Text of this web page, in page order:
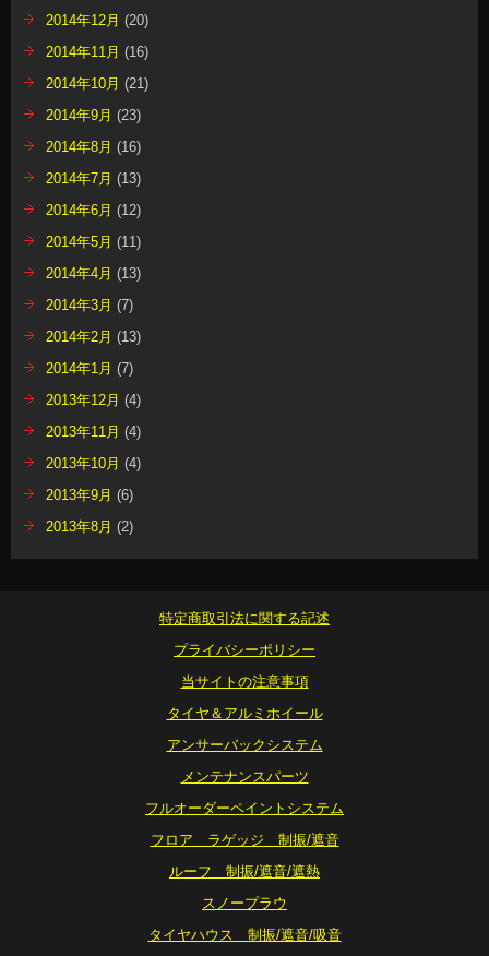
2014年12月 (20)
2014年11月 (16)
2014年10月 (21)
2014年9月 (23)
2014年8月 (16)
2014年7月 (13)
2014年6月 (12)
2014年5月 (11)
2014年4月 (13)
2014年3月 (7)
2014年2月 (13)
2014年1月 (7)
2013年12月 (4)
2013年11月 (4)
2013年10月 (4)
2013年9月 (6)
2013年8月 (2)
特定商取引法に関する記述
プライバシーポリシー
当サイトの注意事項
タイヤ＆アルミホイール
アンサーバックシステム
メンテナンスパーツ
フルオーダーペイントシステム
フロア ラゲッジ 制振/遮音
ルーフ 制振/遮音/遮熱
スノープラウ
タイヤハウス 制振/遮音/吸音